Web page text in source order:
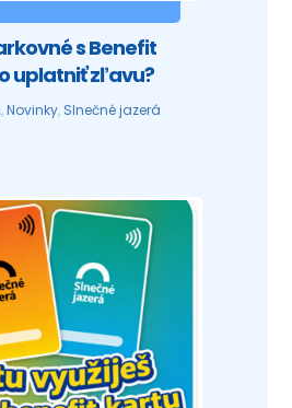
s Benefit
uplatniť zľavu?
,Novinky, Slnečné jazerá